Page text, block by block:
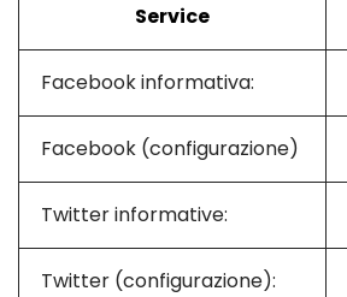
Service
Facebook informativa:
Facebook (configurazione)
Twitter informative:
Twitter (configurazione):